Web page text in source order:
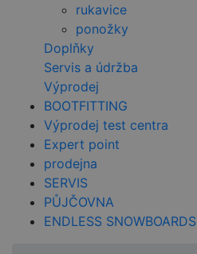
rukavice
ponožky
Doplňky
Servis a údržba
Výprodej
BOOTFITTING
Výprodej test centra
Expert point
prodejna
SERVIS
PŮJČOVNA
ENDLESS SNOWBOARDS